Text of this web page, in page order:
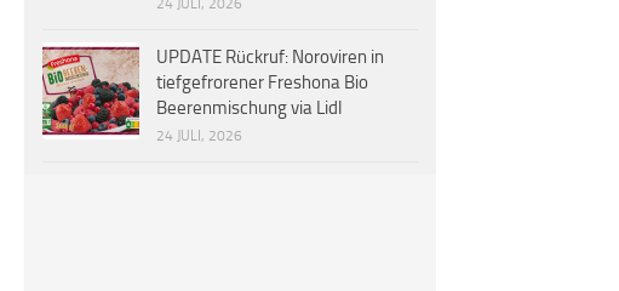
24 JULI, 2026
UPDATE Rückruf: Noroviren in
tiefgefrorener Freshona Bio
Beerenmischung via Lidl
24 JULI, 2026